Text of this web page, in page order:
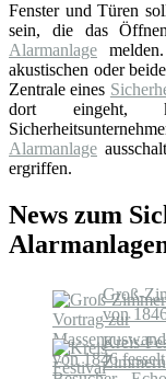
Fenster und Türen
sein, die das
Alarmanlage
akustischen oder
Zentrale eines
dort eingeht,
Alarmanlage
ergriffen.
News zum
Groß-
von
Kreis-